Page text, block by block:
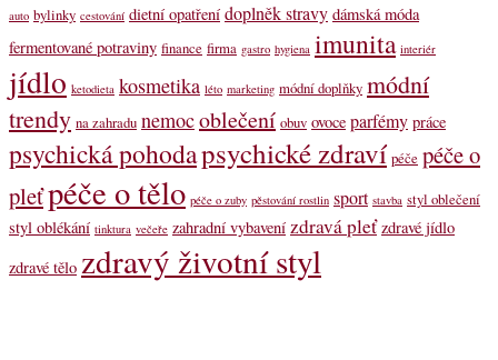
auto bylinky cestování dietní opatření doplněk stravy dámská móda
fermentované potraviny finance firma gastro hygiena imunita interiér
jídlo ketodieta kosmetika léto marketing módní doplňky módní
trendy na zahradu nemocoblečení obuv ovoce parfémy práce
psychická pohodapsychické zdraví péče péče o
pleťpéče o tělo péče o zuby pěstování rostlin sport stavba styl oblečení
styl oblékání tinktura večeře zahradní vybavení zdravá pleť zdravé jídlo
zdravé tělo zdravý životní styl